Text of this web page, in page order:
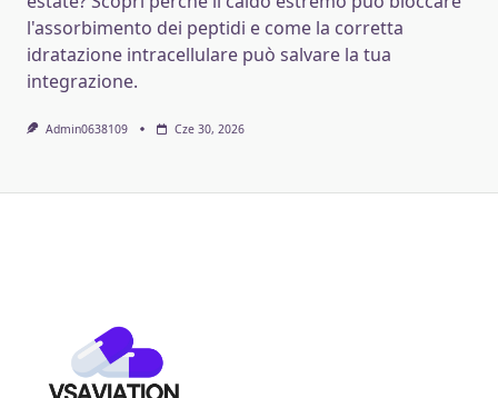
l'assorbimento dei peptidi e come la corretta
idratazione intracellulare può salvare la tua
integrazione.
Admin0638109 Cze 30, 2026